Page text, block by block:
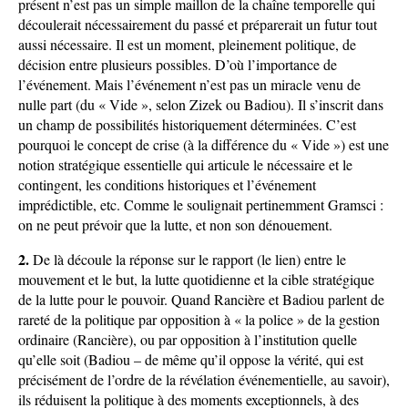
présent n’est pas un simple maillon de la chaîne temporelle qui
découlerait nécessairement du passé et préparerait un futur tout
aussi nécessaire. Il est un moment, pleinement politique, de
décision entre plusieurs possibles. D’où l’importance de
l’événement. Mais l’événement n’est pas un miracle venu de
nulle part (du « Vide », selon Zizek ou Badiou). Il s’inscrit dans
un champ de possibilités historiquement déterminées. C’est
pourquoi le concept de crise (à la différence du « Vide ») est une
notion stratégique essentielle qui articule le nécessaire et le
contingent, les conditions historiques et l’événement
imprédictible, etc. Comme le soulignait pertinemment Gramsci :
on ne peut prévoir que la lutte, et non son dénouement.
2.De là découle la réponse sur le rapport (le lien) entre le
mouvement et le but, la lutte quotidienne et la cible stratégique
de la lutte pour le pouvoir. Quand Rancière et Badiou parlent de
rareté de la politique par opposition à « la police » de la gestion
ordinaire (Rancière), ou par opposition à l’institution quelle
qu’elle soit (Badiou – de même qu’il oppose la vérité, qui est
précisément de l’ordre de la révélation événementielle, au savoir),
ils réduisent la politique à des moments exceptionnels, à des